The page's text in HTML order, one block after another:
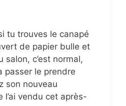
tu trouves le canapé
de papier bulle et
salon, c’est normal,
passer le prendre
son nouveau
l’ai vendu cet après-